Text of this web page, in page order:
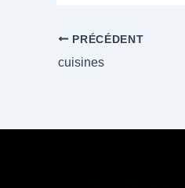
PRÉCÉDENT
cuisines